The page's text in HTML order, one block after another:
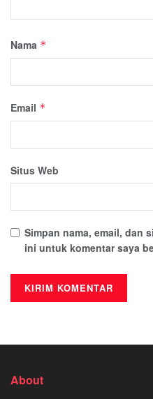
Nama *
Email *
Situs Web
Simpan nama, email, dan
ini untuk komentar saya
About